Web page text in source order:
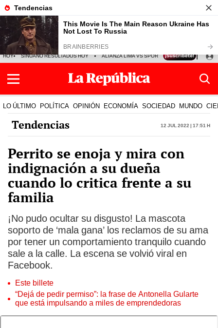
HOY SINUANO RESULTADOS HOY ALIANZA LIMA VS SPORT BOYS JORGE
LO ÚLTIMO POLÍTICA OPINIÓN ECONOMÍA SOCIEDAD MUNDO
Tendencias 12 Jul 2022 | 17:51 h
Perrito se enoja y mira con
indignación a su dueña
cuando lo critica frente a su
familia
¡No pudo ocultar su disgusto! La mascota
soporto de ‘mala gana’ los reclamos de su ama
por tener un comportamiento tranquilo cuando
sale a la calle. La escena se volvió viral en
Facebook.
Este billete
“Dejá de pedir permiso”: la frase de Antonella Gularte
que está impulsando a miles de emprendedoras